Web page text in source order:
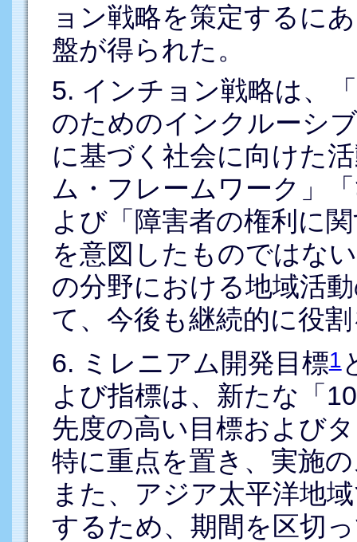
ョン戦略を策定するに
盤が得られた。
5. インチョン戦略は、
のためのインクルーシ
に基づく社会に向けた
ム・フレームワーク」
よび「障害者の権利に
を意図したものではな
の分野における地域活
て、今後も継続的に役
6. ミレニアム開発目標1
よび指標は、新たな「
先度の高い目標および
特に重点を置き、実施
また、アジア太平洋地
するため、期間を区切